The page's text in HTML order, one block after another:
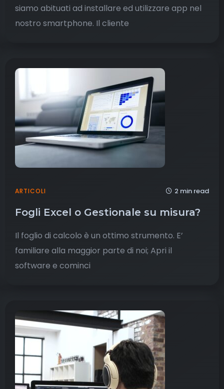
siamo abituati ad installare ed utilizzare app nel
nostro smartphone. Il cliente
ARTICOLI 2 min read
Fogli Excel o Gestionale su misura?
Il foglio di calcolo è un ottimo strumento. E’
familiare alla maggior parte di noi; Apri il
software e cominci